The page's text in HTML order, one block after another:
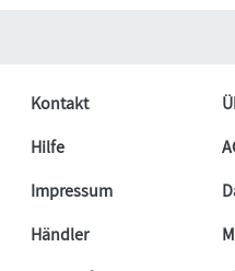
Kontakt
Hilfe
Impressum
Händler